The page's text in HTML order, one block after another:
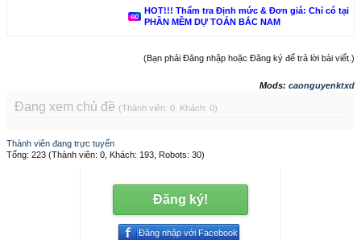
HOT!!! Thẩm tra Định mức & Đơn giá: Chỉ có tại
PHẦN MỀM DỰ TOÁN BẮC NAM
(Bạn phải Đăng nhập hoặc Đăng ký để trả lời bài viết.)
Mods: caonguyenktxd
Đang xem chủ đề (Thành viên: 0, Khách: 0)
Thành viên đang trực tuyến
Tổng: 223 (Thành viên: 0, Khách: 193, Robots: 30)
Đăng ký!
Đăng nhập với Facebook